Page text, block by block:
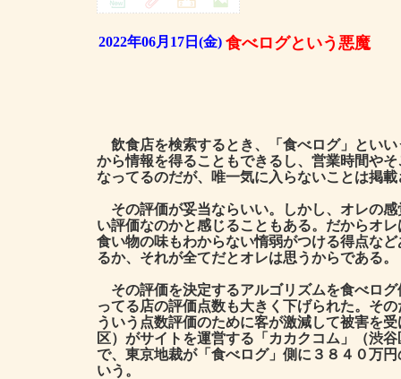
2022年06月17日(金) 食べログという悪魔
飲食店を検索するとき、「食べログ」とい
から情報を得ることもできるし、営業時間や
なってるのだが、唯一気に入らないことは掲
その評価が妥当ならいい。しかし、オレの
い評価なのかと感じることもある。だからオ
食い物の味もわからない惰弱がつける得点な
るか、それが全てだとオレは思うからである。
その評価を決定するアルゴリズムを食べロ
ってる店の評価点数も大きく下げられた。そ
ういう点数評価のために客が激減して被害を
区）がサイトを運営する「カカクコム」（渋
で、東京地裁が「食べログ」側に３８４０万
いう。